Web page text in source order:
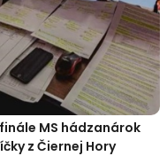
MS hádzanárok
z Čiernej Hory